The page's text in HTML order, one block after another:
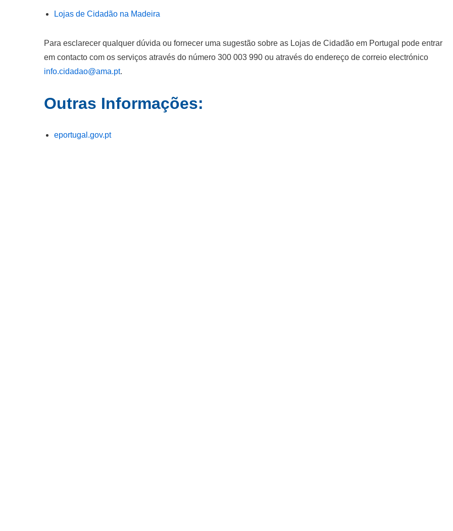
Lojas de Cidadão na Madeira
Para esclarecer qualquer dúvida ou fornecer uma sugestão sobre as Lojas de Cidadão em Portugal pode entrar
em contacto com os serviços através do número 300 003 990 ou através do endereço de correio electrónico
info.cidadao@ama.pt.
Outras Informações:
eportugal.gov.pt